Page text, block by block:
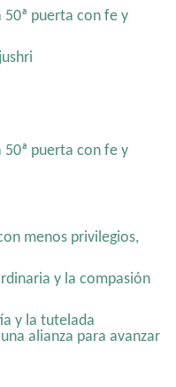
50ª puerta con fe y
de la espontaneidad y
separados en el
mori y al yoga
50ª puerta con fe y
menos privilegios,
y la compasión
y la tutelada
alianza para avanzar